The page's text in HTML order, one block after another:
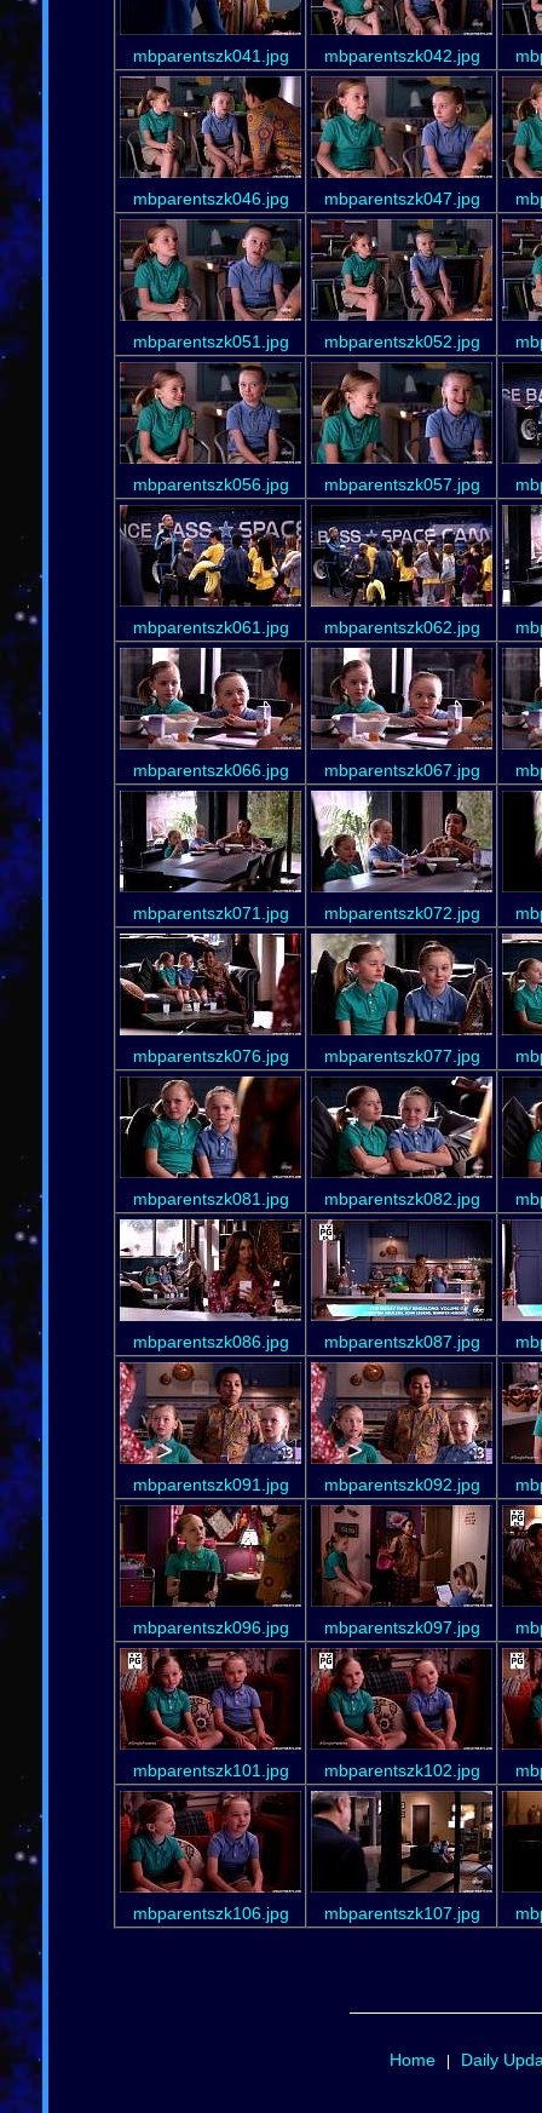
mbparentszk041.jpg mbparentszk042.jpg
mbparentszk046.jpg mbparentszk047.jpg
mbparentszk051.jpg mbparentszk052.jpg
mbparentszk056.jpg mbparentszk057.jpg
mbparentszk061.jpg mbparentszk062.jpg
mbparentszk066.jpg mbparentszk067.jpg
mbparentszk071.jpg mbparentszk072.jpg
mbparentszk076.jpg mbparentszk077.jpg
mbparentszk081.jpg mbparentszk082.jpg
mbparentszk086.jpg mbparentszk087.jpg
mbparentszk091.jpg mbparentszk092.jpg
mbparentszk096.jpg mbparentszk097.jpg
mbparentszk101.jpg mbparentszk102.jpg
mbparentszk106.jpg mbparentszk107.jpg
Home| Daily